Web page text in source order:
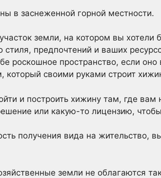
земли, на котором вы хотели
стиля, предпочтений и ваших
роскошное пространство, если
который своими руками строит
и построить хижину там, где вам
или какую-то лицензию,
получения вида на жительство,
земли не облагаются